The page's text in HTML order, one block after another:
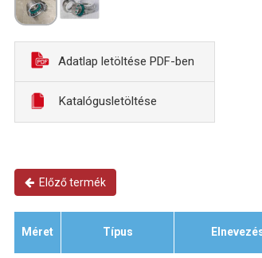
Adatlap letöltése PDF-ben
Katalógusletöltése
Előző termék
Méret Típus